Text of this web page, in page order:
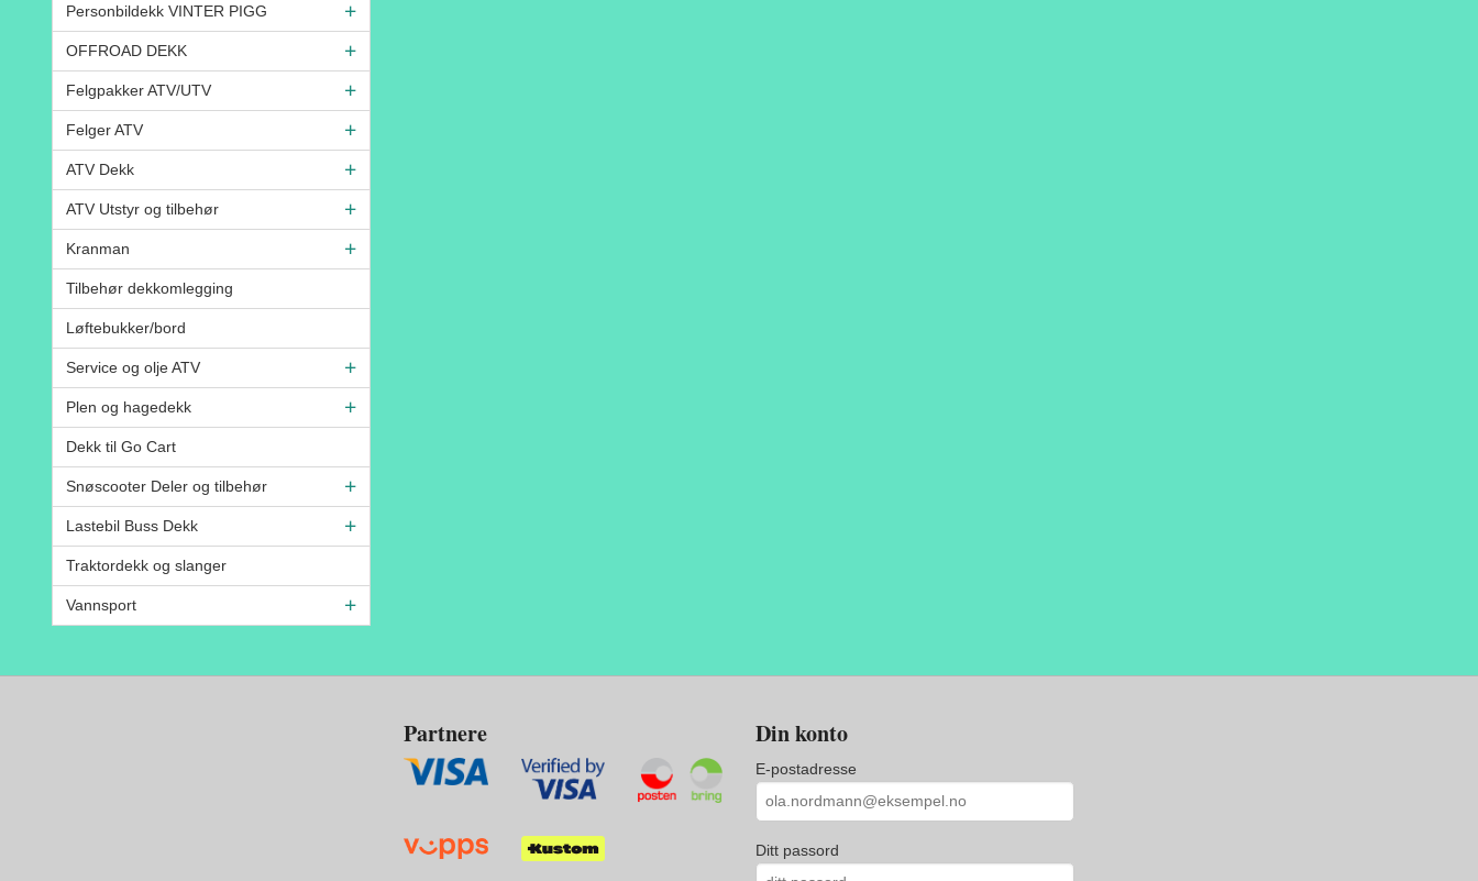
Personbildekk VINTER PIGG
OFFROAD DEKK
Felgpakker ATV/UTV
Felger ATV
ATV Dekk
ATV Utstyr og tilbehør
Kranman
Tilbehør dekkomlegging
Løftebukker/bord
Service og olje ATV
Plen og hagedekk
Dekk til Go Cart
Snøscooter Deler og tilbehør
Lastebil Buss Dekk
Traktordekk og slanger
Vannsport
Partnere Din konto
E-postadresse
Ditt passord